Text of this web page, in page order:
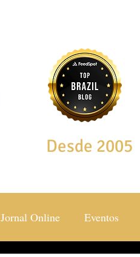
Desde 2005
Jornal Online Eventos